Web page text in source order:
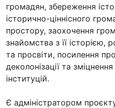
громадян, збереження
історично-ціннісного
простору, заохочення
знайомства з її історією,
та просвіти, посилення
деколонізації та
інституцій.
Є адміністратором